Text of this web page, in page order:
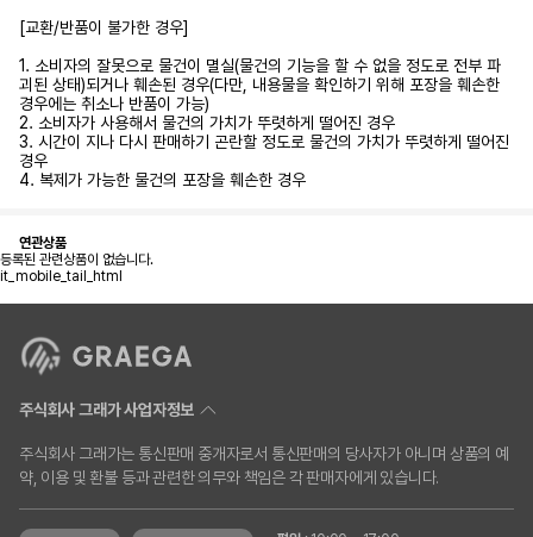
[교환/반품이 불가한 경우]
1. 소비자의 잘못으로 물건이 멸실(물건의 기능을 할 수 없을 정도로 전부 파
괴된 상태)되거나 훼손된 경우(다만, 내용물을 확인하기 위해 포장을 훼손한
경우에는 취소나 반품이 가능)
2. 소비자가 사용해서 물건의 가치가 뚜렷하게 떨어진 경우
3. 시간이 지나 다시 판매하기 곤란할 정도로 물건의 가치가 뚜렷하게 떨어진
경우
4. 복제가 가능한 물건의 포장을 훼손한 경우
연관상품
등록된 관련상품이 없습니다.
it_mobile_tail_html
주식회사 그래가 사업자정보
주식회사 그래가는 통신판매 중개자로서 통신판매의 당사자가 아니며 상품의 예
약, 이용 및 환불 등과 관련한 의무와 책임은 각 판매자에게 있습니다.